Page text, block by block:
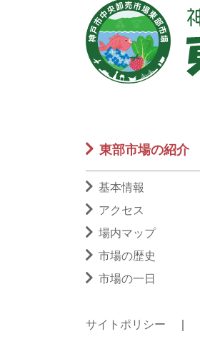
東部市場の紹介
基本情報
アクセス
場内マップ
市場の歴史
市場の一日
サイトポリシー